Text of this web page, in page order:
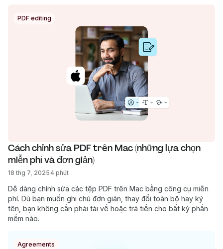
PDF editing
Cách chỉnh sửa PDF trên Mac (những lựa chọn
miễn phí và đơn giản)
18 thg 7, 20254 phút
Dễ dàng chỉnh sửa các tệp PDF trên Mac bằng công cụ miễn
phí. Dù bạn muốn ghi chú đơn giản, thay đổi toàn bộ hay ký
tên, bạn không cần phải tải về hoặc trả tiền cho bất kỳ phần
mềm nào.
Agreements